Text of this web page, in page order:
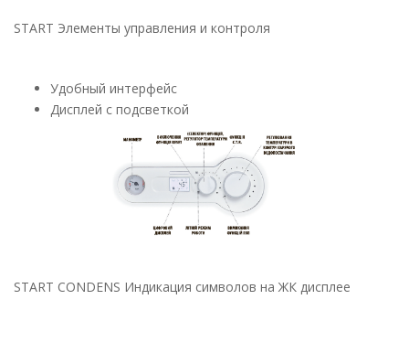
START Элементы управления и контроля
Удобный интерфейс
Дисплей с подсветкой
START CONDENS Индикация символов на ЖК дисплее